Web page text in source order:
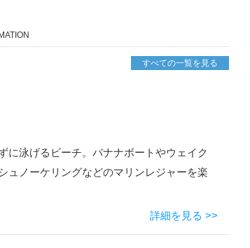
すべての一覧を見る
に泳げるビーチ。バナナボートやウェイク
ュノーケリングなどのマリンレジャーを楽
詳細を見る >>